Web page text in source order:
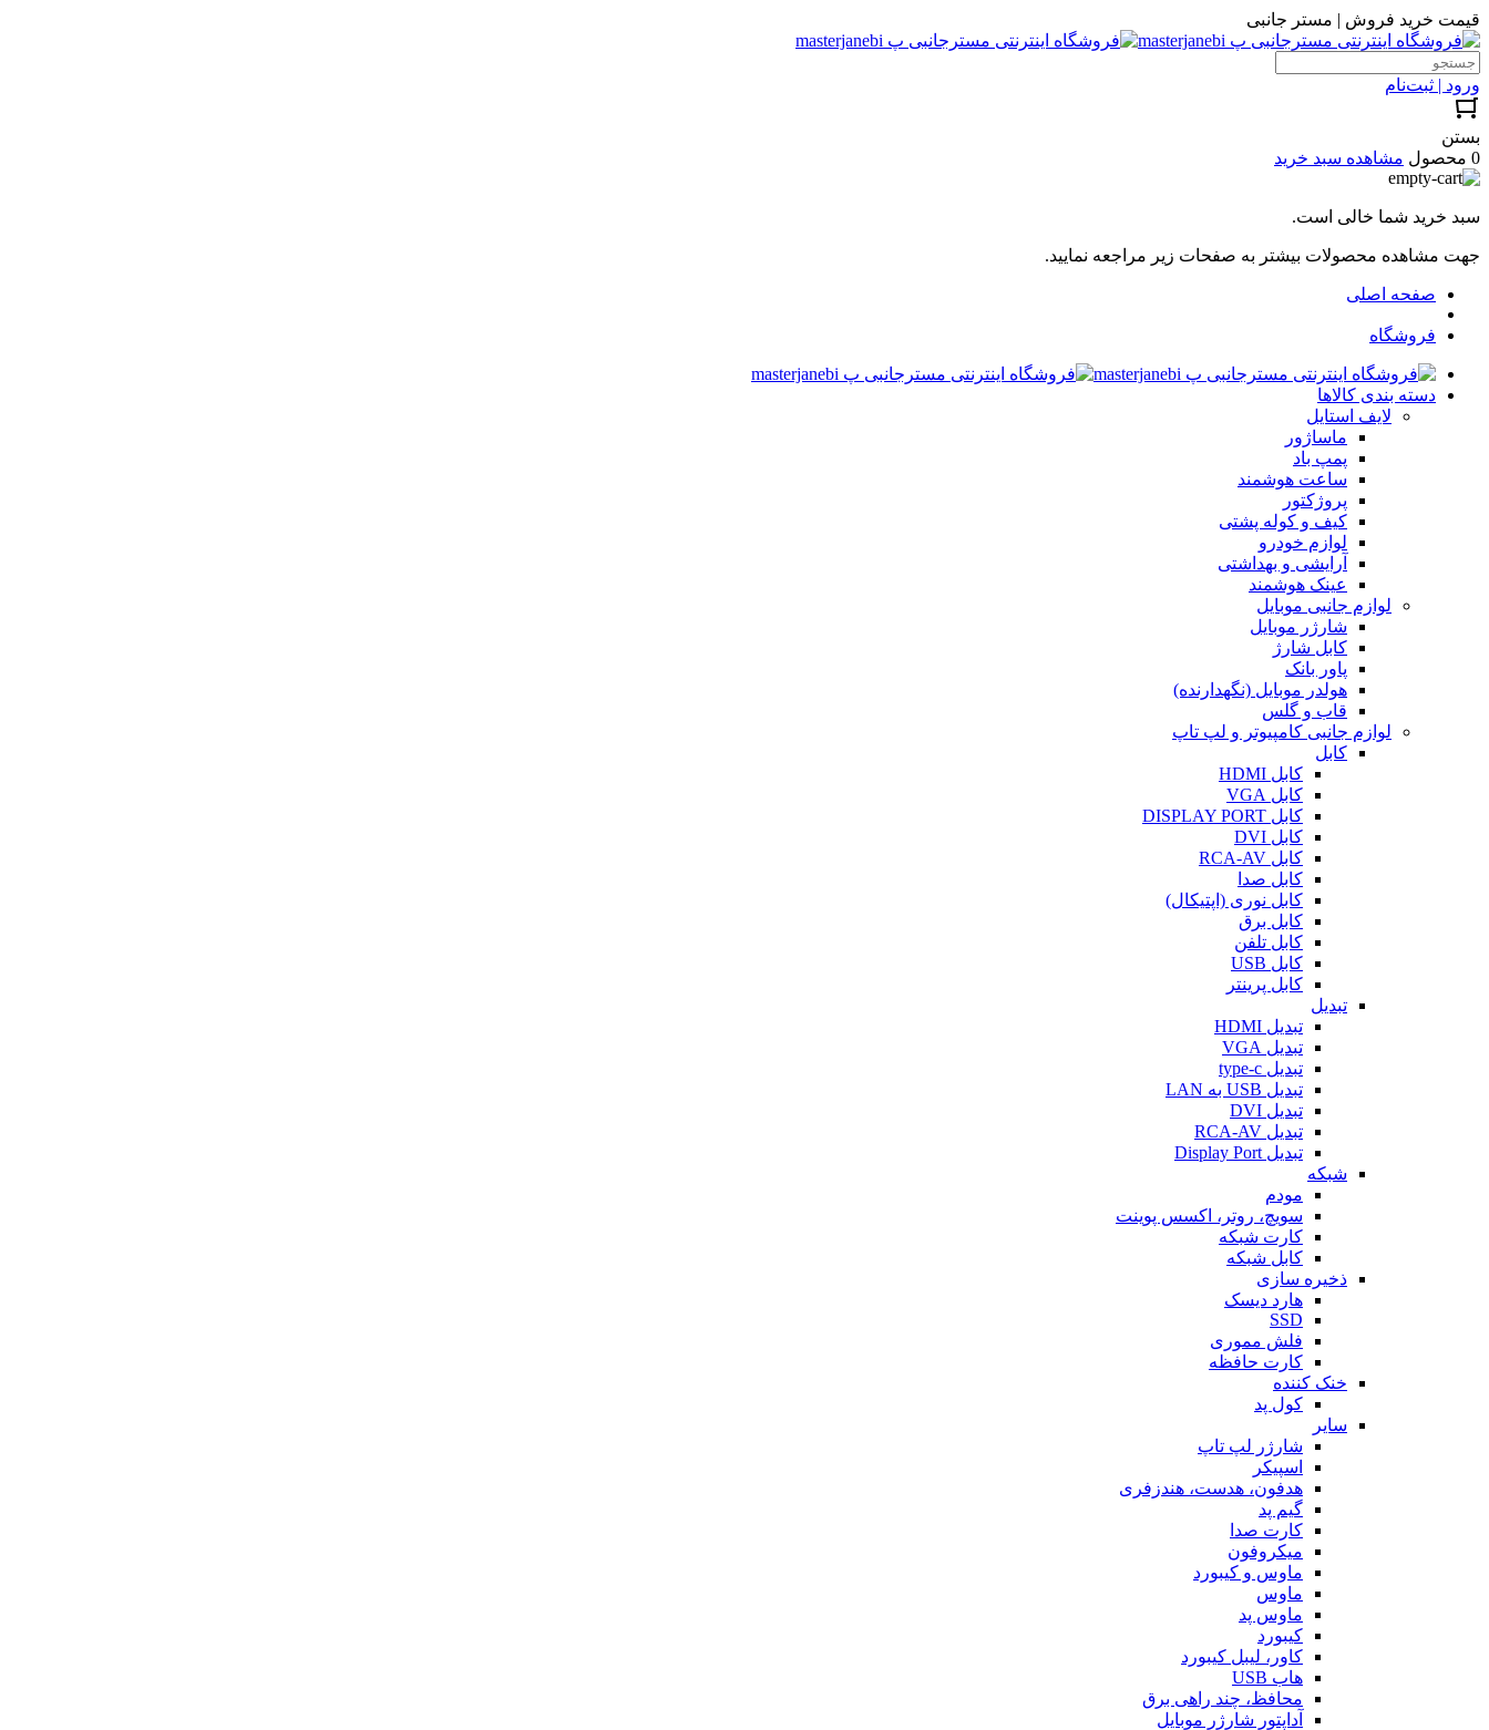
قیمت خرید فروش | مستر جانبی
ورود | ثبت‌نام
بستن
0 محصول
مشاهده سبد خرید
سبد خرید شما خالی است.
جهت مشاهده محصولات بیشتر به صفحات زیر مراجعه نمایید.
صفحه اصلی
فروشگاه
دسته بندی کالاها
لایف استایل
ماساژور
پمپ باد
ساعت هوشمند
پروژکتور
کیف و کوله پشتی
لوازم خودرو
آرایشی و بهداشتی
عینک هوشمند
لوازم جانبی موبایل
شارژر موبایل
کابل شارژ
پاور بانک
هولدر موبایل (نگهدارنده)
قاب و گلس
لوازم جانبی کامپیوتر و لپ تاپ
کابل
کابل HDMI
کابل VGA
کابل DISPLAY PORT
کابل DVI
کابل RCA-AV
کابل صدا
کابل نوری (اپتیکال)
کابل برق
کابل تلفن
کابل USB
کابل پرینتر
تبدیل
تبدیل HDMI
تبدیل VGA
تبدیل type-c
تبدیل USB به LAN
تبدیل DVI
تبدیل RCA-AV
تبدیل Display Port
شبکه
مودم
سویچ، روتر، اکسس پوینت
کارت شبکه
کابل شبکه
ذخیره سازی
هارد دیسک
SSD
فلش مموری
کارت حافظه
خنک کننده
کول پد
سایر
شارژر لپ تاپ
اسپیکر
هدفون، هدست، هندزفری
گیم پد
کارت صدا
میکروفون
ماوس و کیبورد
ماوس
ماوس پد
کیبورد
کاور، لیبل کیبورد
هاب USB
محافظ، چند راهی برق
آداپتور شارژر موبایل